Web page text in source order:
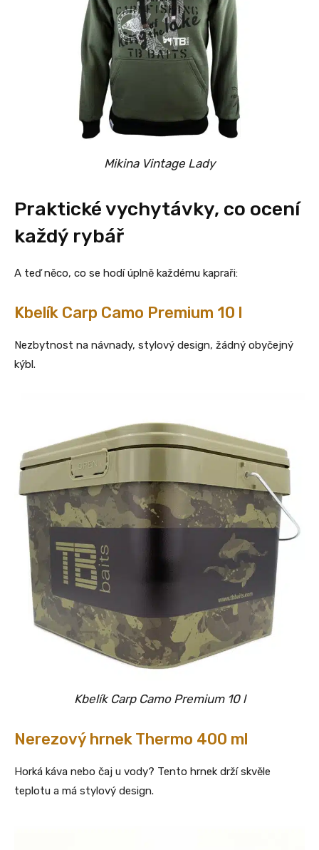
Mikina Vintage Lady
Praktické vychytávky, co ocení
každý rybář
A teď něco, co se hodí úplně každému kapraři:
Kbelík Carp Camo Premium 10 l
Nezbytnost na návnady, stylový design, žádný obyčejný
kýbl.
Kbelík Carp Camo Premium 10 l
Nerezový hrnek Thermo 400 ml
Horká káva nebo čaj u vody? Tento hrnek drží skvěle
teplotu a má stylový design.